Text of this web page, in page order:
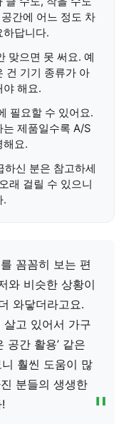
간에 어느 정도 차
하답니다.
맞으면 못 써요. 예
건 기기 종류가 아
야 해요.
필요할 수 있어요.
제품일수록 A/S
해요.
신 분은 참고하세
래 걸릴 수 있으니
.
꼼꼼히 보는 편
와 비슷한 상황이
와닿더라고요.
고 있어서 가구
공간 활용’ 같은
훨씬 도움이 많
분들의 생생한